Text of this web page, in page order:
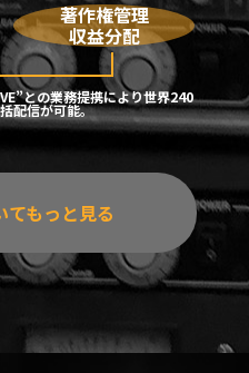
著作権管理
収益分配
との業務提携により世界240
配信が可能。
てもっと見る